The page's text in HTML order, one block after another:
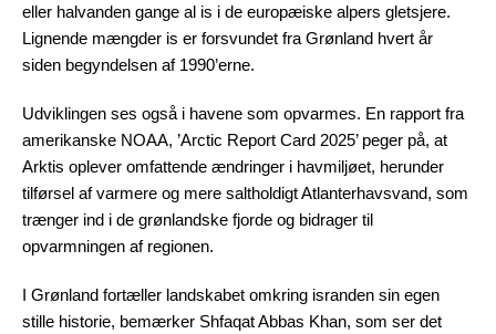
eller halvanden gange al is i de europæiske alpers gletsjere.
Lignende mængder is er forsvundet fra Grønland hvert år
siden begyndelsen af 1990’erne.
Udviklingen ses også i havene som opvarmes. En rapport fra
amerikanske NOAA, ’Arctic Report Card 2025’ peger på, at
Arktis oplever omfattende ændringer i havmiljøet, herunder
tilførsel af varmere og mere saltholdigt Atlanterhavsvand, som
trænger ind i de grønlandske fjorde og bidrager til
opvarmningen af regionen.
I Grønland fortæller landskabet omkring isranden sin egen
stille historie, bemærker Shfaqat Abbas Khan, som ser det